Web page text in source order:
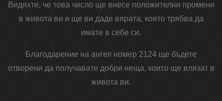
Видяхте, че това число ще внесе положителни промени
в живота ви и ще ви даде вярата, която трябва да
имате в себе си.
Благодарение на ангел номер 2124 ще бъдете
отворени да получавате добри неща, които ще влязат в
живота ви.